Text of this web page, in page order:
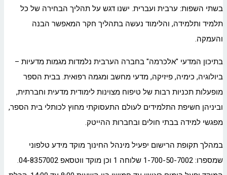
בשתי השפות: ערבית ועברית. ישנו דגש על תהליך הבחירה של כל
תלמיד ותלמידה, והלימוד נעשה בתהליך חקר המאפשר הבנה
והעמקה.
בתיכון המדעי "אלכרמה" בחברה הערבית נלמדות מגמות מדעיות –
ביולוגיה, כימיה, פיזיקה, מדעי מחשב ומגמה רפואית. בבית הספר
מופעלות תכניות רבות של טיפוח מצוינות לימודית מדעית וחברתית,
וביניהן חשיפת התלמידים לעולם התעסוקתי מחוץ לכותלי בית הספר,
מפגשי למידה בבתי חולים ובחברות ההייטק.
במהלך תקופת הרישום יפעיל מינהל החינוך מוקד מידע טלפוני
שמספרו: 1-700-50-7002 שלוחה 1 וכן מוקד ווטסאפ 04-8357002.